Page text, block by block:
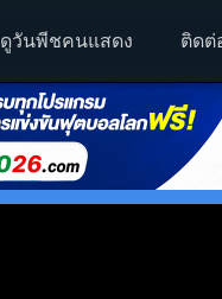
ดูวันพีชคนแสดง ติดต่